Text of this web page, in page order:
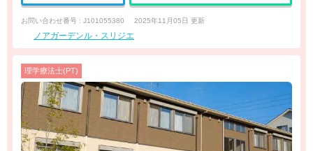
お問い合わせ番号 : J101055380 2025年11月05日 更新
ノアガーデンル・スリジエ
理学療法士(PT)